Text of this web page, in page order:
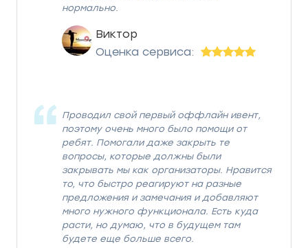
нормально.
Виктор
Оценка сервиса:
Проводил свой первый оффлайн ивент,
поэтому очень много было помощи от
ребят. Помогали даже закрыть те
вопросы, которые должны были
закрывать мы как организаторы. Нравится
то, что быстро реагируют на разные
предложения и замечания и добавляют
много нужного функционала. Есть куда
расти, но думаю, что в будущем там
будете еще больше всего.